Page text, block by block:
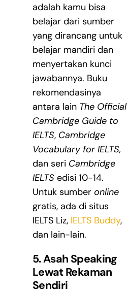
adalah kamu bisa
belajar dari sumber
yang dirancang untuk
belajar mandiri dan
menyertakan kunci
jawabannya. Buku
rekomendasinya
antara lain The Official
Cambridge Guide to
IELTS, Cambridge
Vocabulary for IELTS,
dan seri Cambridge
IELTS edisi 10-14.
Untuk sumber online
gratis, ada di situs
IELTS Liz,IELTS Buddy,
dan lain-lain.
5. Asah Speaking
Lewat Rekaman
Sendiri